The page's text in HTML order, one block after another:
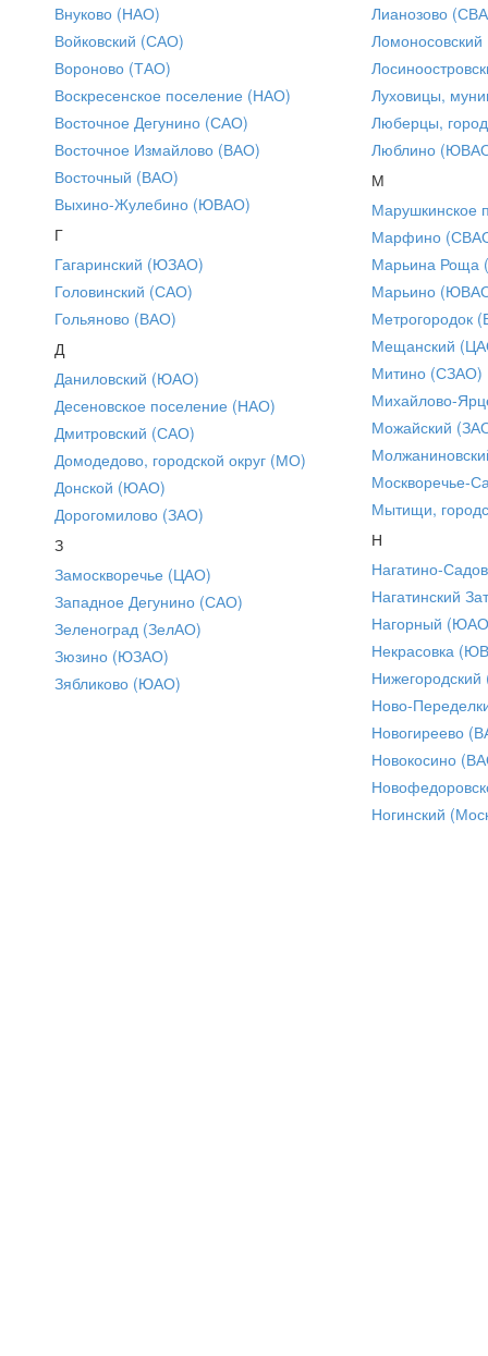
Внуково (НАО)
Войковский (САО)
Вороново (ТАО)
Воскресенское поселение (НАО)
Восточное Дегунино (САО)
Восточное Измайлово (ВАО)
Восточный (ВАО)
Выхино-Жулебино (ЮВАО)
Г
Гагаринский (ЮЗАО)
Головинский (САО)
Гольяново (ВАО)
Д
Даниловский (ЮАО)
Десеновское поселение (НАО)
Дмитровский (САО)
Домодедово, городской округ (МО)
Донской (ЮАО)
Дорогомилово (ЗАО)
З
Замоскворечье (ЦАО)
Западное Дегунино (САО)
Зеленоград (ЗелАО)
Зюзино (ЮЗАО)
Зябликово (ЮАО)
Лианозово
Луховицы,
Люберцы,
Люблино
М
Марушкинское
Марфино
Марьина Роща
Марьино
Метрогородок
Мещанский
Митино (СЗАО)
Михайлово-
Можайский
Москворечье-
Мытищи,
Н
Нагатино-
Нагатинский
Нагорный
Некрасовка
Ново-
Новогиреево
Новокосино
Ногинский